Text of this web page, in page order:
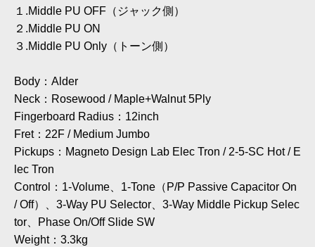
１.Middle PU OFF（ジャック側）
２.Middle PU ON
３.Middle PU Only（トーン側）
Body：Alder
Neck：Rosewood / Maple+Walnut 5Ply
Fingerboard Radius：12inch
Fret：22F / Medium Jumbo
Pickups：Magneto Design Lab Elec Tron / 2-5-SC Hot / E
lec Tron
Control：1-Volume、1-Tone（P/P Passive Capacitor On
/ Off）、3-Way PU Selector、3-Way Middle Pickup Selec
tor、Phase On/Off Slide SW
Weight：3.3kg